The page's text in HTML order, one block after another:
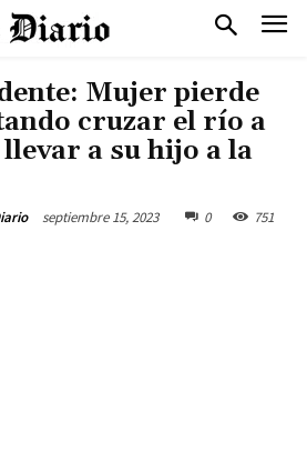
Mujer pierde
cruzar el río a
a su hijo a la
septiembre 15, 2023 0 751